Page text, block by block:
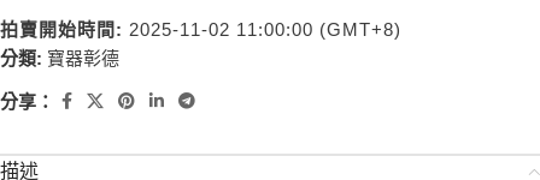
拍賣開始時間: 2025-11-02 11:00:00 (GMT+8)
分類: 寶器彰德
分享：
描述